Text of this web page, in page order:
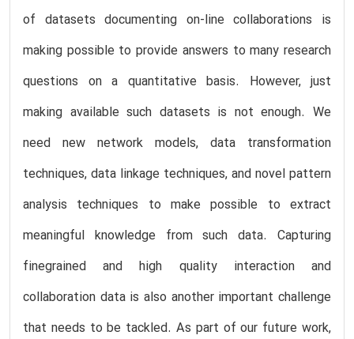
of datasets documenting on-line collaborations is
making possible to provide answers to many research
questions on a quantitative basis. However, just
making available such datasets is not enough. We
need new network models, data transformation
techniques, data linkage techniques, and novel pattern
analysis techniques to make possible to extract
meaningful knowledge from such data. Capturing
finegrained and high quality interaction and
collaboration data is also another important challenge
that needs to be tackled. As part of our future work,